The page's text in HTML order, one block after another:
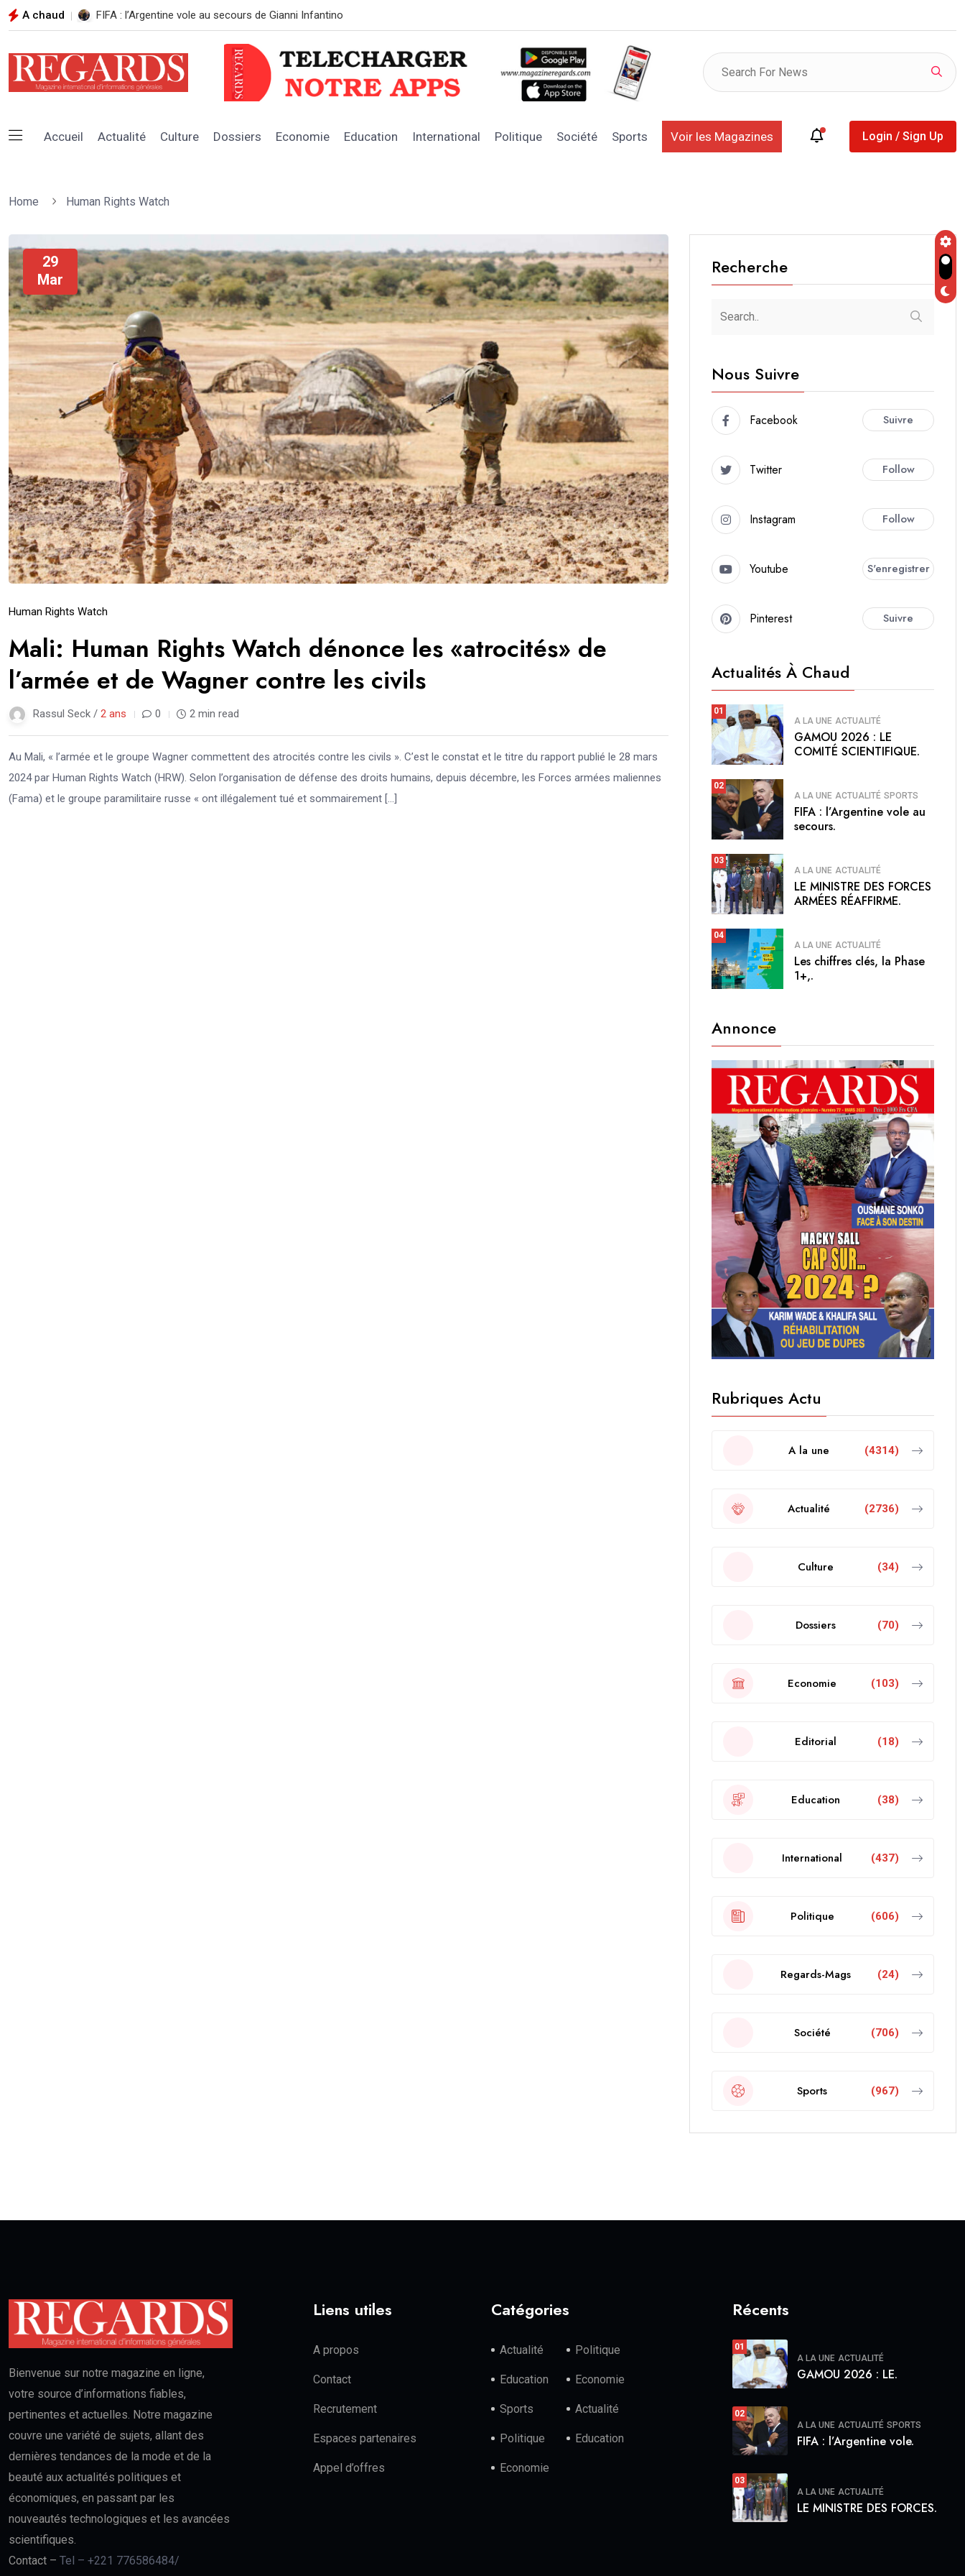
A chaud LE MINISTRE DES FORCES ARMÉES RÉAFFIRME LE SOUTIEN DE L’ÉTAT
Accueil Actualité Culture Dossiers Economie Education International Politique Société Sports Voir les Magazines Login / Sign Up
Home Human Rights Watch
29
Mar
Human Rights Watch
Mali: Human Rights Watch dénonce les «atrocités» de
l’armée et de Wagner contre les civils
Rassul Seck / 2 ans 0 2 min read
Au Mali, « l’armée et le groupe Wagner commettent des atrocités contre les civils ». C’est le constat et le titre du rapport publié le 28 mars
2024 par Human Rights Watch (HRW). Selon l’organisation de défense des droits humains, depuis décembre, les Forces armées maliennes
(Fama) et le groupe paramilitaire russe « ont illégalement tué et sommairement […]
Recherche
Nous Suivre
Facebook Suivre
Twitter Follow
Instagram Follow
Youtube S'enregistrer
Pinterest Suivre
Actualités À Chaud
01
A LA UNE ACTUALITÉ
GAMOU 2026 : LE
COMITÉ SCIENTIFIQUE.
02
A LA UNE ACTUALITÉ SPORTS
FIFA : l’Argentine vole au
secours.
03
A LA UNE ACTUALITÉ
LE MINISTRE DES FORCES
ARMÉES RÉAFFIRME.
04
A LA UNE ACTUALITÉ
Les chiffres clés, la Phase
1+,.
Annonce
Rubriques Actu
A la une (4314)
Actualité (2736)
Culture (34)
Dossiers (70)
Economie (103)
Editorial (18)
Education (38)
International (437)
Politique (606)
Regards-Mags (24)
Société (706)
Sports (967)
Bienvenue sur notre magazine en ligne,
votre source d’informations fiables,
pertinentes et actuelles. Notre magazine
couvre une variété de sujets, allant des
dernières tendances de la mode et de la
beauté aux actualités politiques et
économiques, en passant par les
nouveautés technologiques et les avancées
scientifiques.
Contact – Tel – +221 776586484/
Liens utiles
A propos
Contact
Recrutement
Espaces partenaires
Appel d’offres
Catégories
Actualité Politique
Education Economie
Sports Actualité
Politique Education
Economie
Récents
01
A LA UNE ACTUALITÉ
GAMOU 2026 : LE.
02
A LA UNE ACTUALITÉ SPORTS
FIFA : l’Argentine vole.
03
A LA UNE ACTUALITÉ
LE MINISTRE DES FORCES.